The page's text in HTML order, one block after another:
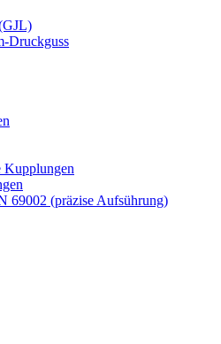
Druckguss
Kupplungen
69002 (präzise Aufsührung)